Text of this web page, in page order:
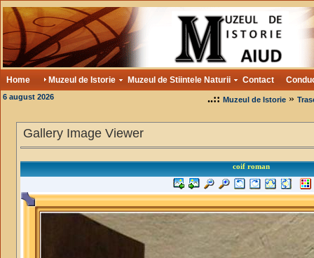
Home Muzeul de Istorie Muzeul de Stiintele Naturii Contact
6 august 2026 ..:: Muzeul de Istorie»
Gallery Image Viewer
coif roman